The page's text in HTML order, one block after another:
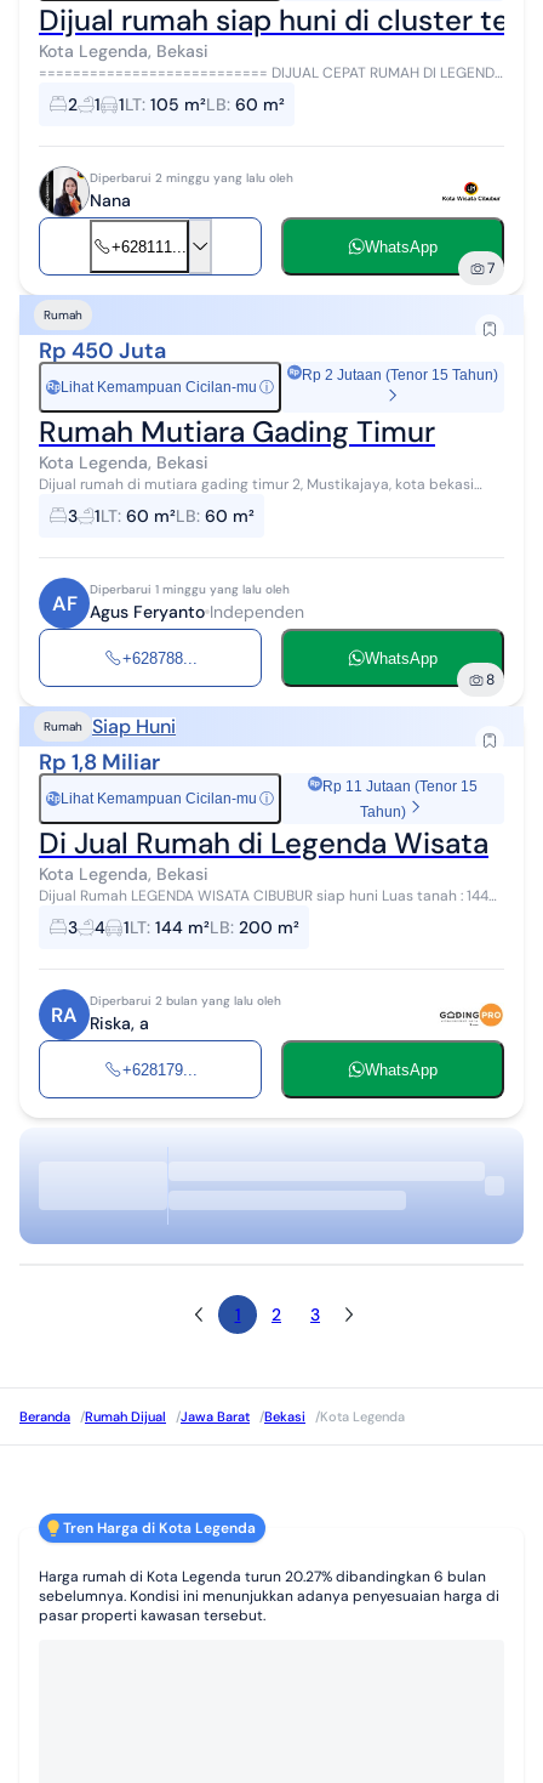
Dijual rumah siap huni di cluster
Kota Legenda, Bekasi
=========================== DIJUAL CEPAT RUMAH DI LEGENDA
WISATA CIBUBUR =========================== • Lokasi di
kawasan strategis • Bangunan 1...
2 1 1LT: 105 m²LB: 60 m²
Diperbarui 2 minggu yang lalu oleh
Nana
+628111... WhatsApp
7
Rumah
Rp 450 Juta
Rp Lihat Kemampuan Cicilan-mu ⓘ
Rp 2 Jutaan (Tenor 15 Tahun)
Rumah Mutiara Gading Timur
Kota Legenda, Bekasi
Dijual rumah di mutiara gading timur 2, Mustikajaya, kota bekasi
posisi di ujung jalan buntu aman luas tanah 60 M2 bangunan 60 M2
3 kamar tidur 1 K...
3 1LT: 60 m²LB: 60 m²
AF
Diperbarui 1 minggu yang lalu oleh
Agus Feryanto Independen
+628788... WhatsApp
8
Rumah Siap Huni
Rp 1,8 Miliar
Rp Lihat Kemampuan Cicilan-mu ⓘ
Rp 11 Jutaan (Tenor 15
Tahun)
Di Jual Rumah di Legenda Wisata
Kota Legenda, Bekasi
Dijual Rumah LEGENDA WISATA CIBUBUR siap huni Luas tanah : 144
Luas bangunan : 200 Kamar tidur : 3 Kamar mandi : 4 Air jetpump
Water heater Listr...
3 4 1LT: 144 m²LB: 200 m²
RA
Diperbarui 2 bulan yang lalu oleh
Riska, a
+628179... WhatsApp
1 2 3
Beranda /Rumah Dijual /Jawa Barat /Bekasi /Kota Legenda
Tren Harga di Kota Legenda
Harga rumah di Kota Legenda turun 20.27% dibandingkan 6 bulan
sebelumnya. Kondisi ini menunjukkan adanya penyesuaian harga di
pasar properti kawasan tersebut.